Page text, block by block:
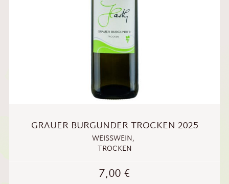
GRAUER BURGUNDER TROCKEN 2025
WEISSWEIN ,
TROCKEN
7,00€